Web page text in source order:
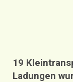
19
Ladungen